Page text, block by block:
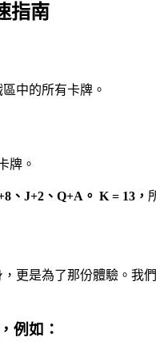
指南
中的所有卡牌。
牌。
、J+2、Q+A。 K = 13，
更是為了那份體驗。我
例如：